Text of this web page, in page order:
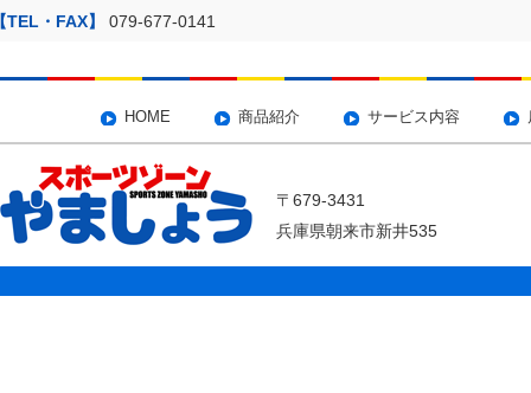
TEL・FAX】
079-677-0141
HOME 商品紹介 サービス内容
〒679-3431
兵庫県朝来市新井535